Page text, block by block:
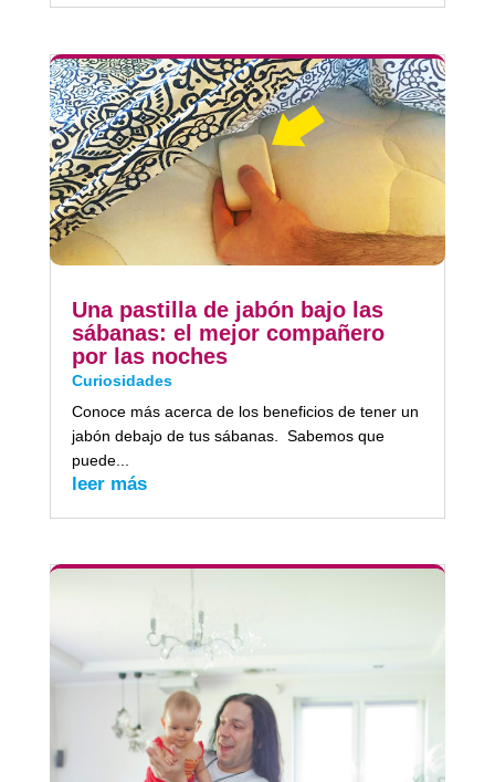
Una pastilla de jabón bajo las
sábanas: el mejor compañero
por las noches
Curiosidades
Conoce más acerca de los beneficios de tener un
jabón debajo de tus sábanas. Sabemos que
puede...
leer más